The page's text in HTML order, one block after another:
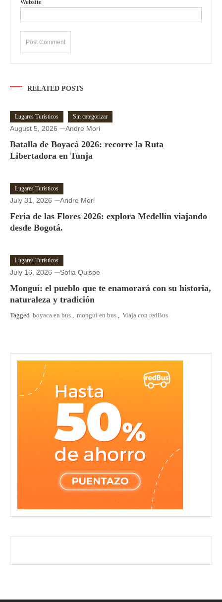
Website
RELATED POSTS
Lugares Turísticos Sin categorizar
August 5, 2026 Andre Mori
Batalla de Boyacá 2026: recorre la Ruta
Libertadora en Tunja
Lugares Turísticos
July 31, 2026 Andre Mori
Feria de las Flores 2026: explora Medellín viajando
desde Bogotá.
Lugares Turísticos
July 16, 2026 Sofia Quispe
Monguí: el pueblo que te enamorará con su historia,
naturaleza y tradición
Tagged boyaca en bus , mongui en bus , Viaja con redBus